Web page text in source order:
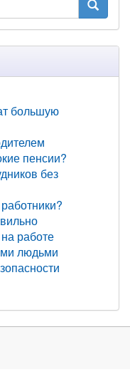
большую
пенсии?
без
работе
людьми